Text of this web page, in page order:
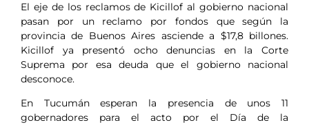
El eje de los reclamos de Kicillof al gobierno nacional
pasan por un reclamo por fondos que según la
provincia de Buenos Aires asciende a $17,8 billones.
Kicillof ya presentó ocho denuncias en la Corte
Suprema por esa deuda que el gobierno nacional
desconoce.
En Tucumán esperan la presencia de unos 11
gobernadores para el acto por el Día de la